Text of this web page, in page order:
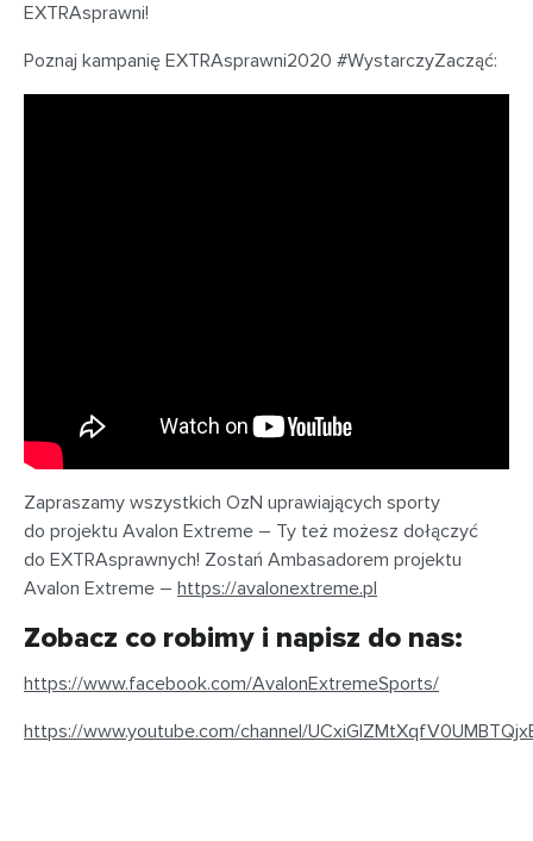
EXTRAsprawni!
Poznaj kampanię EXTRAsprawni2020 #WystarczyZacząć:
Zapraszamy wszystkich OzN uprawiających sporty
do projektu Avalon Extreme – Ty też możesz dołączyć
do EXTRAsprawnych! Zostań Ambasadorem projektu
Avalon Extreme – https://avalonextreme.pl
Zobacz co robimy i napisz do nas:
https://www.facebook.com/AvalonExtremeSports/
https://www.youtube.com/channel/